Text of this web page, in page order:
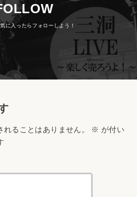
ることはありません。 ※ が付い